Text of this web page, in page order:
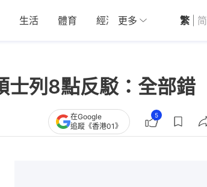
生活 體育 經濟 01深圳 觀點
更多 繁 简
士列8點反駁：全部錯
在Google
追蹤《香港01》
5